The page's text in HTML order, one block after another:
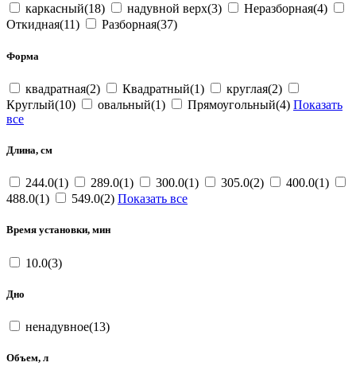
каркасный(18) надувной верх(3)
Неразборная(4)
Откидная(11)
Разборная(37)
Форма
квадратная(2) Квадратный(1)
круглая(2)
Круглый(10)
овальный(1) Прямоугольный(4) Показать
все
Длина, см
244.0(1) 289.0(1) 300.0(1) 305.0(2)
400.0(1)
488.0(1)
549.0(2) Показать все
Время установки, мин
10.0(3)
Дно
ненадувное(13)
Объем, л